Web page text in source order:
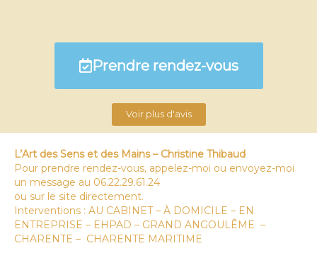
Prendre rendez-vous
Voir plus d'avis
L’Art des Sens et des Mains – Christine Thibaud
Pour prendre rendez-vous, appelez-moi ou envoyez-moi
un message au 06.22.29.61.24
ou sur le site directement.
Interventions : AU CABINET – À DOMICILE – EN
ENTREPRISE – EHPAD – GRAND ANGOULÊME –
CHARENTE – CHARENTE MARITIME